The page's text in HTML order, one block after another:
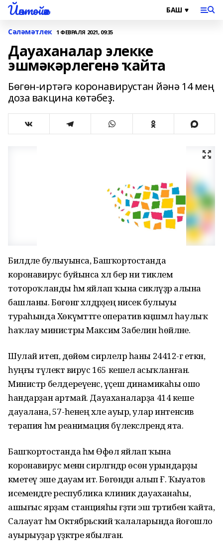
Йәнтөйәк
Сәләмәтлек 1 ФЕВРАЛЯ 2021, 09:35
Дауаханалар элекке
эшмәкәрлегенә ҡайта
Бөгөн-иртәгә коронавирустан йәнә 14 мең
доза вакцина көтәбеҙ.
Билдәле булыуынса, Башҡортостанда
коронавирус буйынса хәл бер ни тиклем
тотороҡланды һәм яйлап ҡына сикләүҙәр алына
башланы. Бөгөнгә хәлдәрҙең нисек булыуы
тураһында Хөкүмәттәге оператив кәңәшмәлә һаулыҡ
һаҡлау министры Максим Забелин һөйләне.
Шулай итеп, дөйөм сирлеләр һаны 24412-гә еткән,
һуңғы тәүлектә вирус 165 кешелә асыҡланған.
Министр белдереүенсә, үҫеш динамикаһы ошо
һандарҙан артмай. Дауаханаларҙа 414 кеше
дауалана, 57-һенең хәле ауыр, улар интенсив
терапия һәм реанимация бүлексәләрендә ята.
Башҡортостанда һәм Өфөлә яйлап ҡына
коронавирус менән сирләгәндәр өсөн урындарҙы
кәметеү эше дауам итә. Бөгөндән алып Ғ. Ҡыуатов
исемендәге республика клиник дауаханаһы,
ашығыс ярҙам станцияһы ғәҙәти эш тәртибенә ҡайта,
Салауат һәм Октябрьский ҡалаларында йоғошло
ауырыуҙар үҙәктәре ябылған.